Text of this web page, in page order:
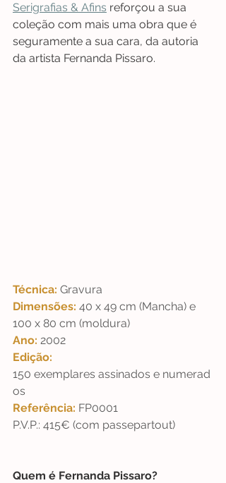
Serigrafias & Afins reforçou a sua
coleção com mais uma obra que é
seguramente a sua cara, da autoria
da artista Fernanda Pissaro.
Técnica: Gravura
Dimensões: 40 x 49 cm (Mancha) e
100 x 80 cm (moldura)
Ano: 2002
Edição:
150 exemplares assinados e numerad
os
Referência: FP0001
P.V.P.: 415€ (com passepartout)
Quem é Fernanda Pissaro?